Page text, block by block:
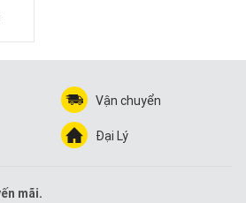
Vận chuyển
Đại Lý
mãi.